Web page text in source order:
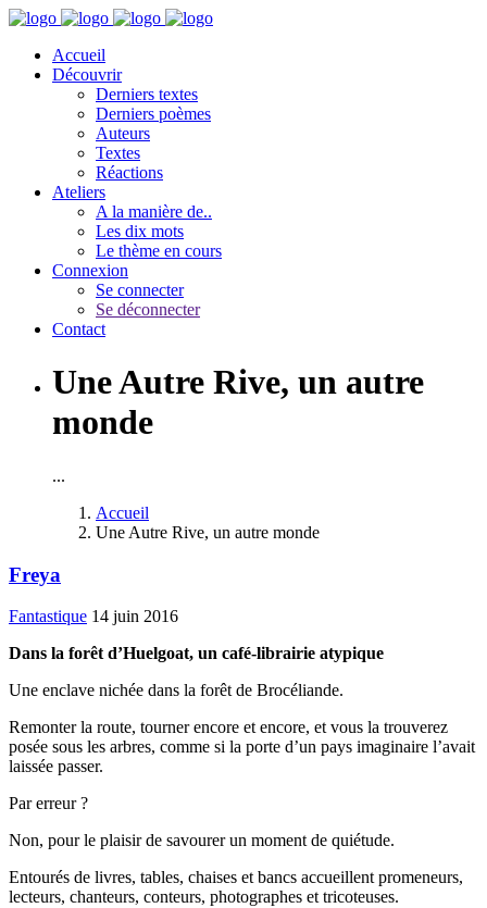
Accueil
Découvrir
Derniers textes
Derniers poèmes
Auteurs
Textes
Réactions
Ateliers
A la manière de..
Les dix mots
Le thème en cours
Connexion
Se connecter
Se déconnecter
Contact
Une Autre Rive, un autre
monde
...
Accueil
Une Autre Rive, un autre monde
Freya
Fantastique 14 juin 2016
Dans la forêt d’Huelgoat, un café-librairie atypique
Une enclave nichée dans la forêt de Brocéliande.
Remonter la route, tourner encore et encore, et vous la trouverez
posée sous les arbres, comme si la porte d’un pays imaginaire l’avait
laissée passer.
Par erreur ?
Non, pour le plaisir de savourer un moment de quiétude.
Entourés de livres, tables, chaises et bancs accueillent promeneurs,
lecteurs, chanteurs, conteurs, photographes et tricoteuses.